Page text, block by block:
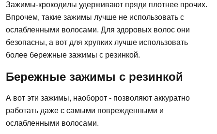
Зажимы-крокодилы удерживают пряди плотнее прочих.
Впрочем, такие зажимы лучше не использовать с
ослабленными волосами. Для здоровых волос они
безопасны, а вот для хрупких лучше использовать
более бережные зажимы с резинкой.
Бережные зажимы с резинкой
А вот эти зажимы, наоборот - позволяют аккуратно
работать даже с самыми поврежденными и
ослабленными волосами.